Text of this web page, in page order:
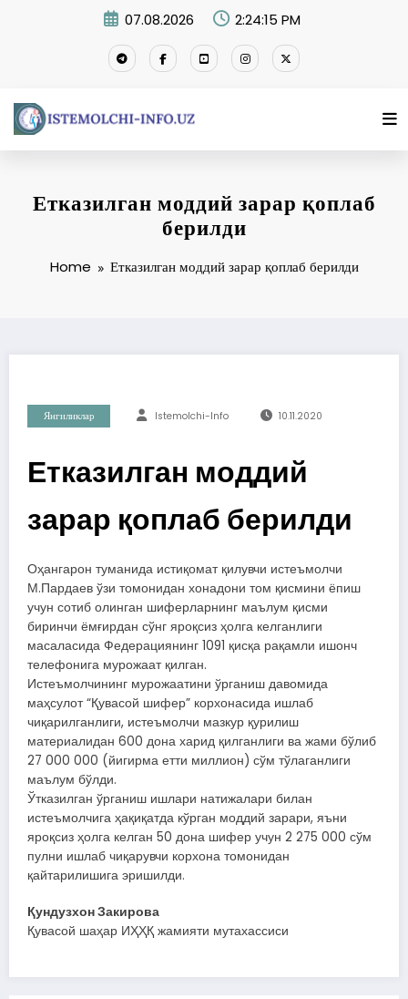
07.08.2026 2:24:15 PM
Етказилган моддий зарар қоплаб
берилди
Home Етказилган моддий зарар қоплаб берилди
Янгиликлар Istemolchi-Info 10.11.2020
Етказилган моддий
зарар қоплаб берилди
Оҳангарон туманида истиқомат қилувчи истеъмолчи
М.Пардаев ўзи томонидан хонадони том қисмини ёпиш
учун сотиб олинган шиферларнинг маълум қисми
биринчи ёмғирдан сўнг яроқсиз ҳолга келганлиги
масаласида Федерациянинг 1091 қисқа рақамли ишонч
телефонига мурожаат қилган.
Истеъмолчининг мурожаатини ўрганиш давомида
маҳсулот “Қувасой шифер” корхонасида ишлаб
чиқарилганлиги, истеъмолчи мазкур қурилиш
материалидан 600 дона харид қилганлиги ва жами бўлиб
27 000 000 (йигирма етти миллион) сўм тўлаганлиги
маълум бўлди.
Ўтказилган ўрганиш ишлари натижалари билан
истеъмолчига ҳақиқатда кўрган моддий зарари, яъни
яроқсиз ҳолга келган 50 дона шифер учун 2 275 000 сўм
пулни ишлаб чиқарувчи корхона томонидан
қайтарилишига эришилди.
Қундузхон Закирова
Қувасой шаҳар ИҲҲҚ жамияти мутахассиси